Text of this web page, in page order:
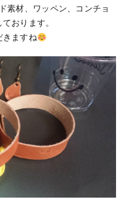
素材、ワッペン、コンチョ
おります。
きますね